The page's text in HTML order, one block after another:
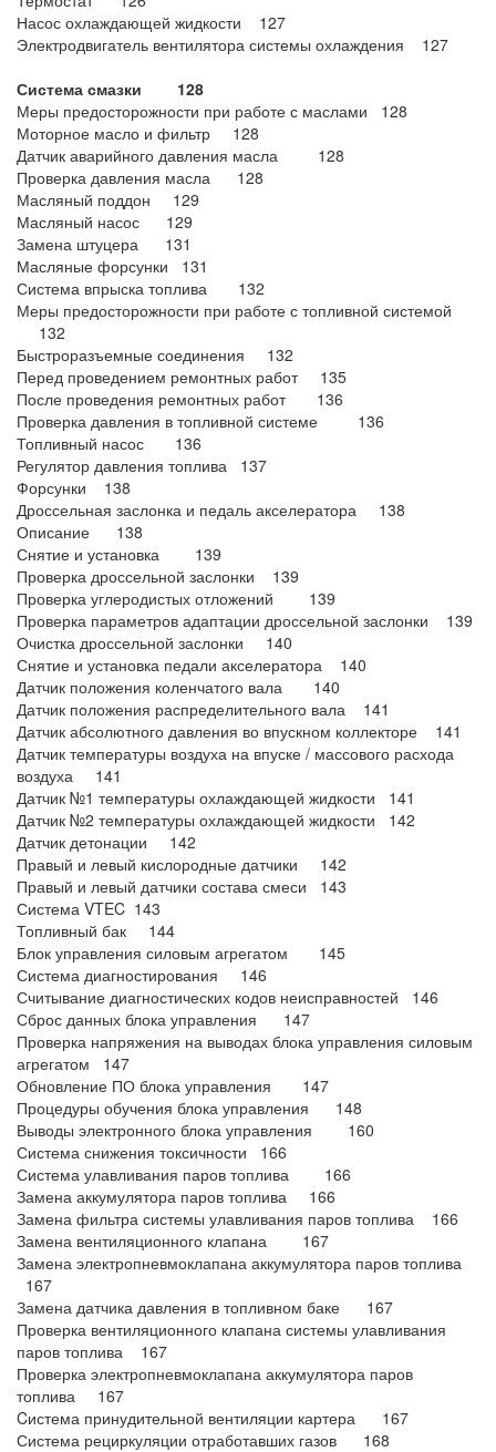
Насос охлаждающей жидкости 127
Электродвигатель вентилятора системы охлаждения 127
Система смазки 128
Меры предосторожности при работе с маслами 128
Моторное масло и фильтр 128
Датчик аварийного давления масла 128
Проверка давления масла 128
Масляный поддон 129
Масляный насос 129
Замена штуцера 131
Масляные форсунки 131
Система впрыска топлива 132
Меры предосторожности при работе с топливной системой
132
Быстроразъемные соединения 132
Перед проведением ремонтных работ 135
После проведения ремонтных работ 136
Проверка давления в топливной системе 136
Топливный насос 136
Регулятор давления топлива 137
Форсунки 138
Дроссельная заслонка и педаль акселератора 138
Описание 138
Снятие и установка 139
Проверка дроссельной заслонки 139
Проверка углеродистых отложений 139
Проверка параметров адаптации дроссельной заслонки 139
Очистка дроссельной заслонки 140
Снятие и установка педали акселератора 140
Датчик положения коленчатого вала 140
Датчик положения распределительного вала 141
Датчик абсолютного давления во впускном коллекторе 141
Датчик температуры воздуха на впуске / массового расхода
воздуха 141
Датчик №1 температуры охлаждающей жидкости 141
Датчик №2 температуры охлаждающей жидкости 142
Датчик детонации 142
Правый и левый кислородные датчики 142
Правый и левый датчики состава смеси 143
Система VTEC 143
Топливный бак 144
Блок управления силовым агрегатом 145
Система диагностирования 146
Считывание диагностических кодов неисправностей 146
Сброс данных блока управления 147
Проверка напряжения на выводах блока управления силовым
агрегатом 147
Обновление ПО блока управления 147
Процедуры обучения блока управления 148
Выводы электронного блока управления 160
Система снижения токсичности 166
Система улавливания паров топлива 166
Замена аккумулятора паров топлива 166
Замена фильтра системы улавливания паров топлива 166
Замена вентиляционного клапана 167
Замена электропневмоклапана аккумулятора паров топлива
167
Замена датчика давления в топливном баке 167
Проверка вентиляционного клапана системы улавливания
паров топлива 167
Проверка электропневмоклапана аккумулятора паров
топлива 167
Cистема принудительной вентиляции картера 167
Система рециркуляции отработавших газов 168